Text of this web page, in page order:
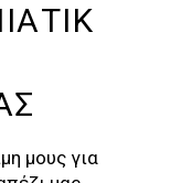
μους για